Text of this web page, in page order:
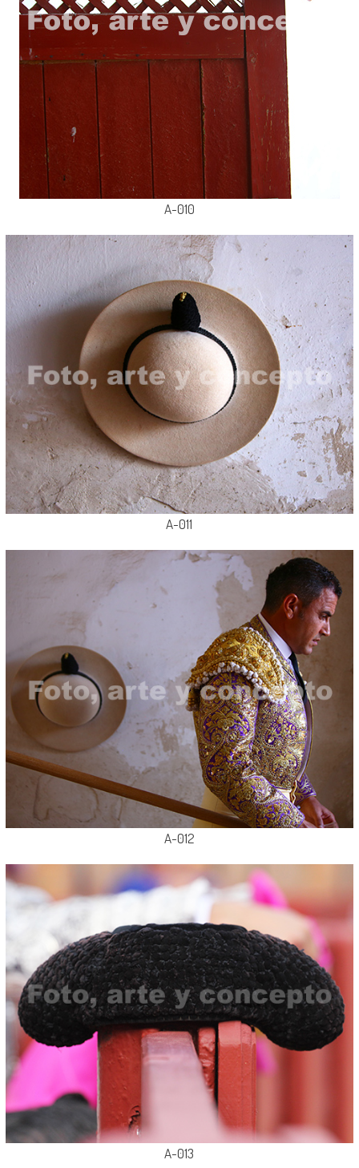
A-010
A-011
A-012
A-013